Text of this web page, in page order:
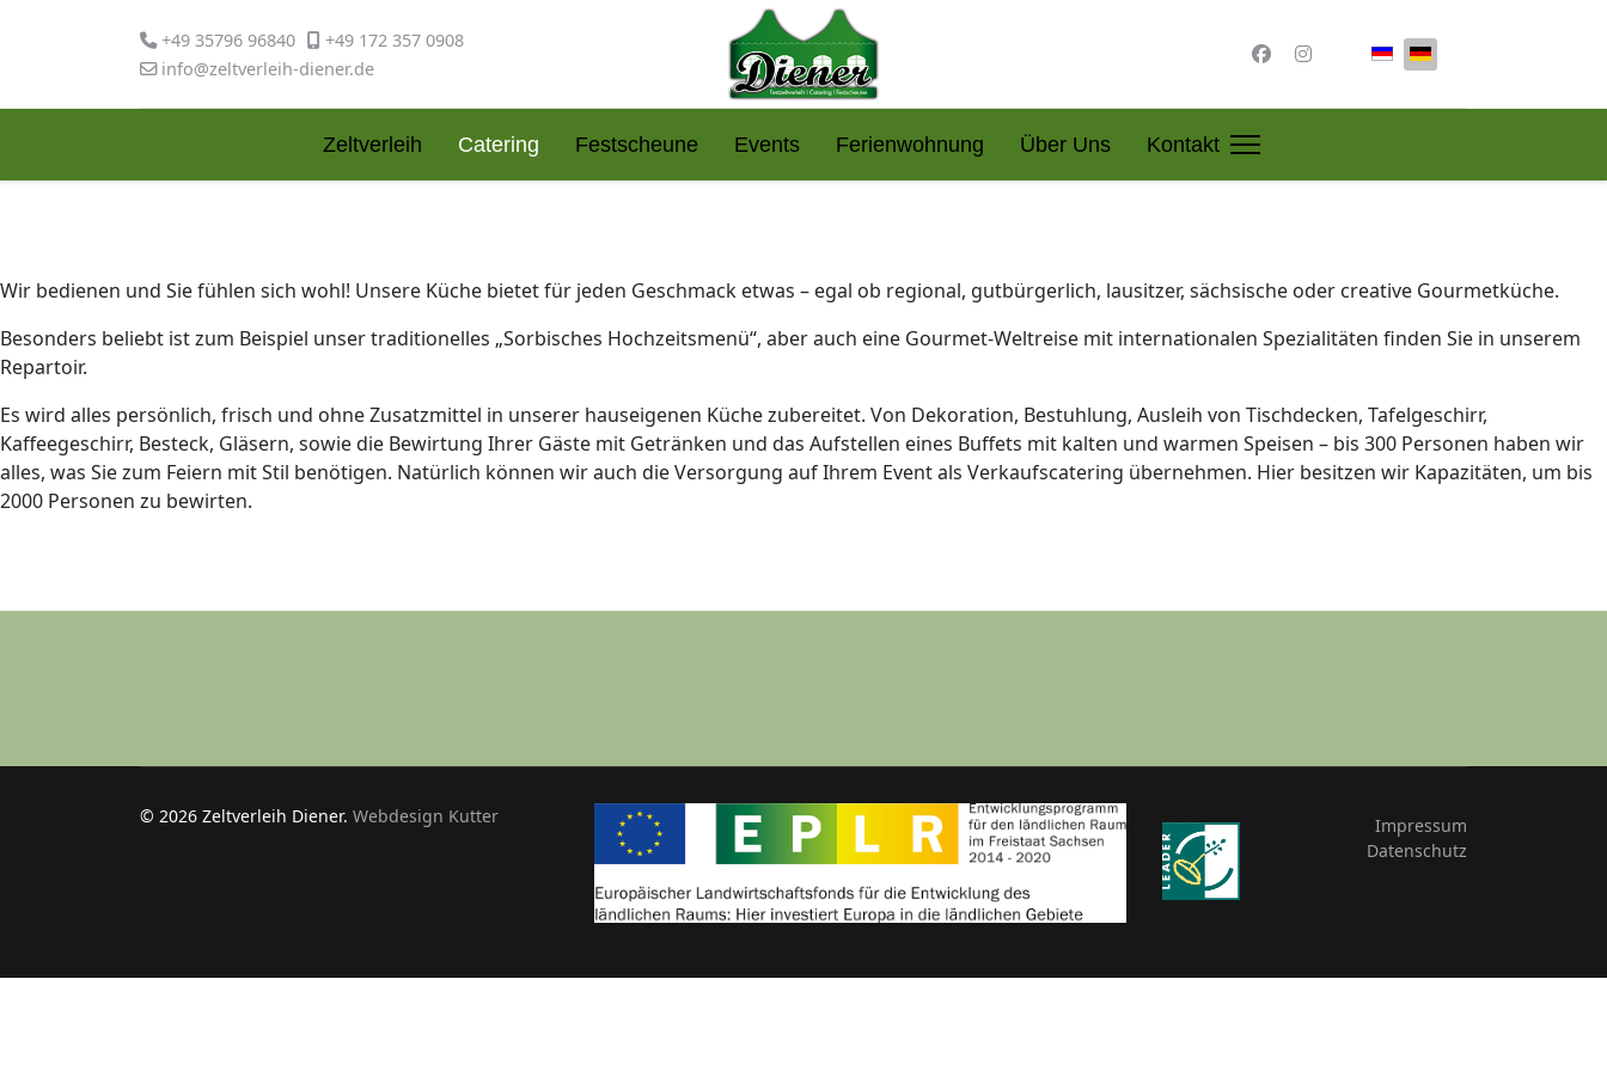
+49 35796 96840
+49 172 357 0908
info@zeltverleih-diener.de
Sprache auswählen
Zeltverleih Catering Festscheune Events Ferienwohnung Über Uns Kontakt
Wir bedienen und Sie fühlen sich wohl! Unsere Küche bietet für jeden Geschmack etwas – egal ob regional, gutbürgerlich, lausitzer, sächsische oder creative Gourmetküche.
Besonders beliebt ist zum Beispiel unser traditionelles „Sorbisches Hochzeitsmenü“, aber auch eine Gourmet-Weltreise mit internationalen Spezialitäten finden Sie in unserem
Repartoir.
Es wird alles persönlich, frisch und ohne Zusatzmittel in unserer hauseigenen Küche zubereitet. Von Dekoration, Bestuhlung, Ausleih von Tischdecken, Tafelgeschirr,
Kaffeegeschirr, Besteck, Gläsern, sowie die Bewirtung Ihrer Gäste mit Getränken und das Aufstellen eines Buffets mit kalten und warmen Speisen – bis 300 Personen haben wir
alles, was Sie zum Feiern mit Stil benötigen. Natürlich können wir auch die Versorgung auf Ihrem Event als Verkaufscatering übernehmen. Hier besitzen wir Kapazitäten, um bis
2000 Personen zu bewirten.
© 2026 Zeltverleih Diener. Webdesign Kutter
Impressum
Datenschutz